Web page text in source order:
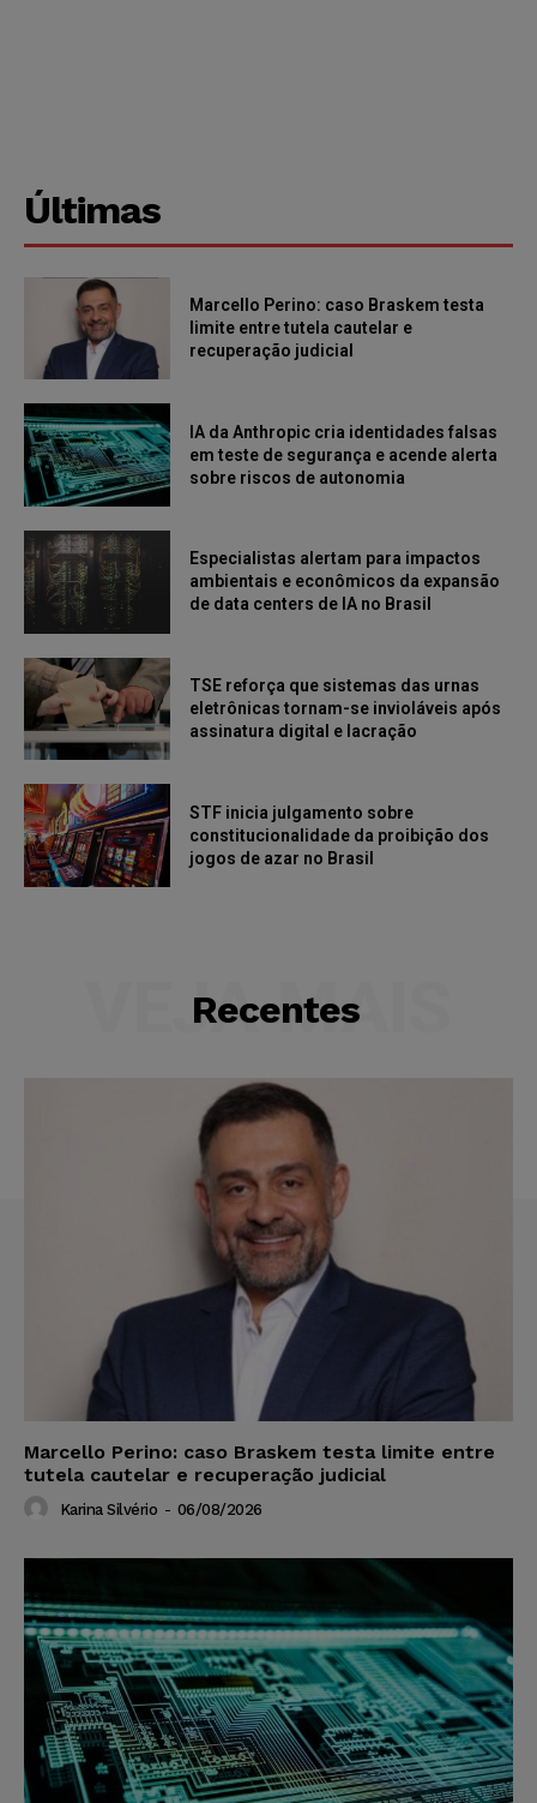
Últimas
Marcello Perino: caso Braskem testa
limite entre tutela cautelar e
recuperação judicial
IA da Anthropic cria identidades falsas
em teste de segurança e acende alerta
sobre riscos de autonomia
Especialistas alertam para impactos
ambientais e econômicos da expansão
de data centers de IA no Brasil
TSE reforça que sistemas das urnas
eletrônicas tornam-se invioláveis após
assinatura digital e lacração
STF inicia julgamento sobre
constitucionalidade da proibição dos
jogos de azar no Brasil
Recentes
VEJA MAIS
Marcello Perino: caso Braskem testa limite entre
tutela cautelar e recuperação judicial
Karina Silvério - 06/08/2026